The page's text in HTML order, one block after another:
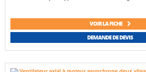
VOIR LA FICHE
DEMANDE DE DEVIS